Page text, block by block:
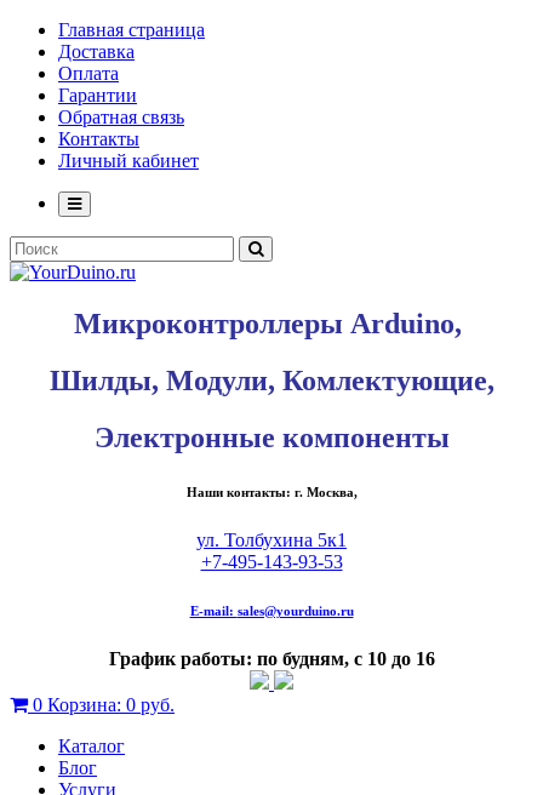
Главная страница
Доставка
Оплата
Гарантии
Обратная связь
Контакты
Личный кабинет
Микроконтроллеры Arduino,
Шилды, Модули, Комлектующие,
Электронные компоненты
Наши контакты: г. Москва,
ул. Толбухина 5к1
+7-495-143-93-53
E-mail: sales@yourduino.ru
График работы: по будням, с 10 до 16
0 Корзина: 0 руб.
Каталог
Блог
Услуги